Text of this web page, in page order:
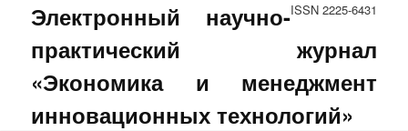
ISSN 2225-6431
Электронный научно-
практический журнал
«Экономика и менеджмент
инновационных технологий»